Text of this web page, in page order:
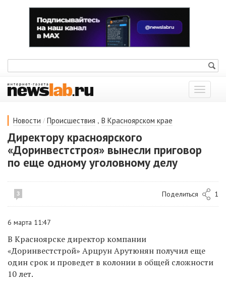
Показать
меню
Новости / Происшествия , В Красноярском крае
Директору красноярского
«Доринвестстроя» вынесли приговор
по еще одному уголовному делу
3 Поделиться 1
6 марта 11:47
В Красноярске директор компании
«Доринвестстрой» Арцрун Арутюнян получил еще
один срок и проведет в колонии в общей сложности
10 лет.